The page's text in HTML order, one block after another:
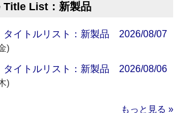
Title List：新製品
タイトルリスト：新製品 2026/08/07
)
タイトルリスト：新製品 2026/08/06
)
もっと見る »